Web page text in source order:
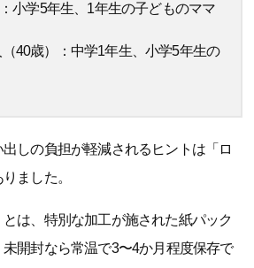
小学5年生、1年生の子どものママ
40歳）：中学1年生、小学5年生の
しの負担が軽減されるヒントは「ロ
ました。
とは、特別な加工が施された紙パック
開封なら常温で3〜4か月程度保存で